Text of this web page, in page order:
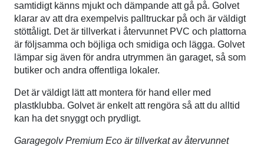
samtidigt känns mjukt och dämpande att gå på. Golvet
klarar av att dra exempelvis palltruckar på och är väldigt
stöttåligt. Det är tillverkat i återvunnet PVC och plattorna
är följsamma och böjliga och smidiga och lägga. Golvet
lämpar sig även för andra utrymmen än garaget, så som
butiker och andra offentliga lokaler.
Det är väldigt lätt att montera för hand eller med
plastklubba. Golvet är enkelt att rengöra så att du alltid
kan ha det snyggt och prydligt.
Garagegolv Premium Eco är tillverkat av återvunnet